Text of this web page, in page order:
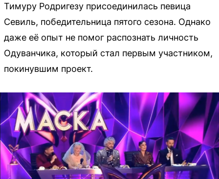
Тимуру Родригезу присоединилась певица
Севиль, победительница пятого сезона. Однако
даже её опыт не помог распознать личность
Одуванчика, который стал первым участником,
покинувшим проект.